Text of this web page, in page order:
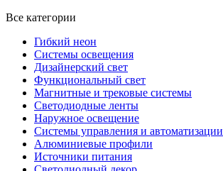
Все категории
Гибкий неон
Системы освещения
Дизайнерский свет
Функциональный свет
Магнитные и трековые системы
Светодиодные ленты
Наружное освещение
Системы управления и автоматизации
Алюминиевые профили
Источники питания